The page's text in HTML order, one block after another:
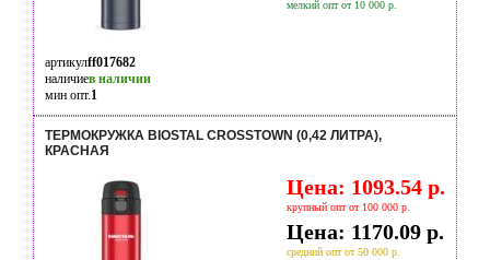
мелкий опт от 10 000 р.
артикулff017682
наличиев наличии
мин опт.1
ТЕРМОКРУЖКА BIOSTAL CROSSTOWN (0,42 ЛИТРА),
КРАСНАЯ
Цена: 1093.54 р.
крупный опт от 100 000 р.
Цена: 1170.09 р.
средний опт от 50 000 р.